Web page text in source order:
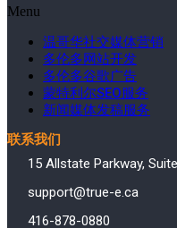
Menu
温哥华社交媒体营销
多伦多网站开发
多伦多谷歌广告
蒙特利尔SEO服务
新闻媒体发稿服务
联系我们
15 Allstate Parkway,
support@true-e.ca
416-878-0880